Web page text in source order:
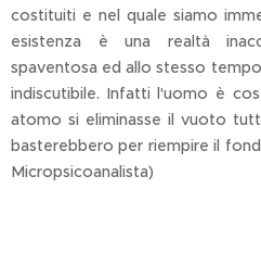
costituiti e nel quale siamo
esistenza è una realtà
spaventosa ed allo stesso
indiscutibile. Infatti l'uomo è
atomo si eliminasse il vuoto
basterebbero per riempire il
Micropsicoanalista)